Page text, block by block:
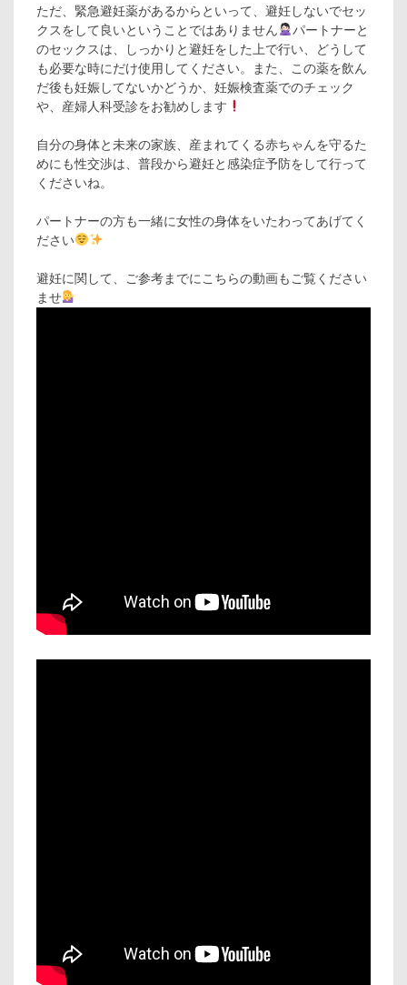
ただ、緊急避妊薬があるからといって、避妊しないでセッ
クスをして良いということではありません
パートナーと
のセックスは、しっかりと避妊をした上で行い、どうして
も必要な時にだけ使用してください。また、この薬を飲ん
だ後も妊娠してないかどうか、妊娠検査薬でのチェック
や、産婦人科受診をお勧めします
自分の身体と未来の家族、産まれてくる赤ちゃんを守るた
めにも性交渉は、普段から避妊と感染症予防をして行って
くださいね。
パートナーの方も一緒に女性の身体をいたわってあげてく
ださい
避妊に関して、ご参考までにこちらの動画もご覧ください
ませ